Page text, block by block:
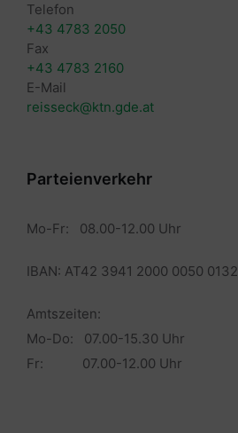
Telefon
+43 4783 2050
Fax
+43 4783 2160
E-Mail
reisseck@ktn.gde.at
Parteienverkehr
Mo-Fr: 08.00-12.00 Uhr
IBAN: AT42 3941 2000 0050 0132
Amtszeiten:
Mo-Do: 07.00-15.30 Uhr
Fr: 07.00-12.00 Uhr